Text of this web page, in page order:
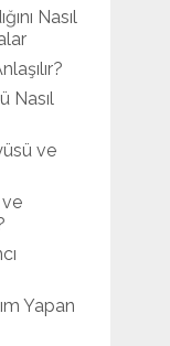
Nasıl
Nasıl
ve
Yapan